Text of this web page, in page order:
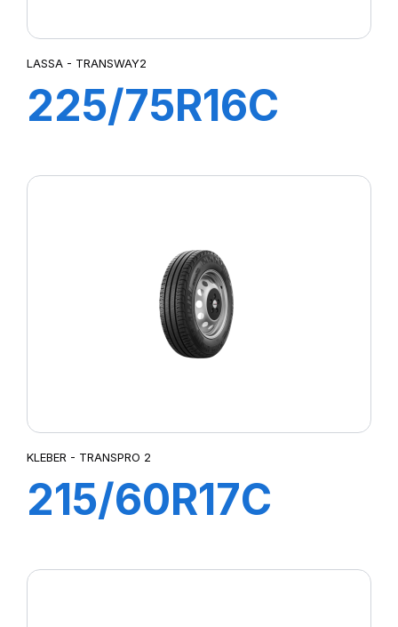
LASSA - TRANSWAY2
225/75R16C
KLEBER - TRANSPRO 2
215/60R17C